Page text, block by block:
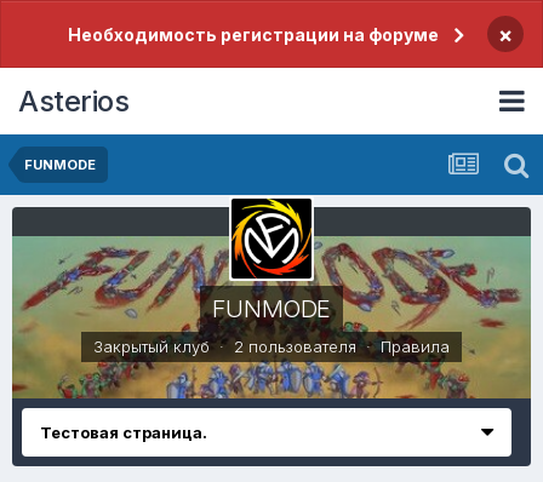
Необходимость регистрации на форуме ×
Asterios
FUNMODE
FUNMODE
Закрытый клуб · 2 пользователя ·Правила
Тестовая страница.